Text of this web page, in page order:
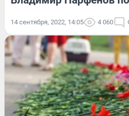
14 сентября, 2022, 14:05 4 060